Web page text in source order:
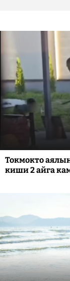
Токмокто
киши 2 айга